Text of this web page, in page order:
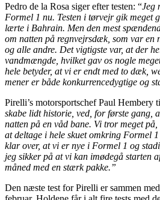
Pedro de la Rosa siger efter testen: “Jeg
Formel 1 nu. Testen i tørvejr gik meget
lærte i Bahrain. Men den mest
om natten på regnvejrsdæk, som var en
og alle andre. Det vigtigste var, at der
vandmængde, hvilket gav os nogle
hele betyder, at vi er endt med to dæk,
mener er både konkurrencedygtige og
Pirelli’s motorsportschef Paul Hembery
skabe lidt historie, ved, for første gang,
natten på en våd bane. Vi tror meget
at deltage i hele skuet omkring Formel
klar over, at vi er nye i Formel 1 og
jeg sikker på at vi kan imødegå starten
måned med en stærk pakke.”
Den næste test for Pirelli er sammen